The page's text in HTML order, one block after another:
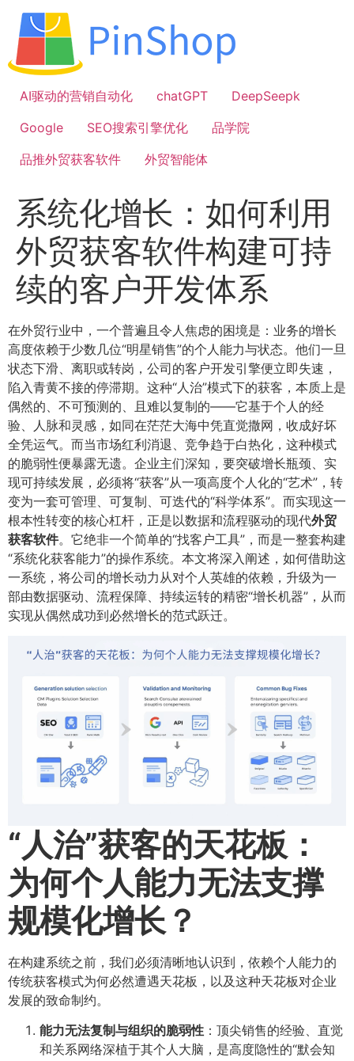
容
AI驱动的营销自动化
chatGPT
DeepSeepk
Google
SEO搜索引擎优化
品学院
品推外贸获客软件
外贸智能体
系统化增长：如何利用
外贸获客软件构建可持
续的客户开发体系
在外贸行业中，一个普遍且令人焦虑的困境是：业务的增长
高度依赖于少数几位“明星销售”的个人能力与状态。他们一旦
状态下滑、离职或转岗，公司的客户开发引擎便立即失速，
陷入青黄不接的停滞期。这种“人治”模式下的获客，本质上是
偶然的、不可预测的、且难以复制的——它基于个人的经
验、人脉和灵感，如同在茫茫大海中凭直觉撒网，收成好坏
全凭运气。而当市场红利消退、竞争趋于白热化，这种模式
的脆弱性便暴露无遗。企业主们深知，要突破增长瓶颈、实
现可持续发展，必须将“获客”从一项高度个人化的“艺术”，转
变为一套可管理、可复制、可迭代的“科学体系”。而实现这一
根本性转变的核心杠杆，正是以数据和流程驱动的现代外贸
获客软件。它绝非一个简单的“找客户工具”，而是一整套构建
“系统化获客能力”的操作系统。本文将深入阐述，如何借助这
一系统，将公司的增长动力从对个人英雄的依赖，升级为一
部由数据驱动、流程保障、持续运转的精密“增长机器”，从而
实现从偶然成功到必然增长的范式跃迁。
“人治”获客的天花板：
为何个人能力无法支撑
规模化增长？
在构建系统之前，我们必须清晰地认识到，依赖个人能力的
传统获客模式为何必然遭遇天花板，以及这种天花板对企业
发展的致命制约。
能力无法复制与组织的脆弱性 ：顶尖销售的经验、直觉
和关系网络深植于其个人大脑，是高度隐性的“默会知